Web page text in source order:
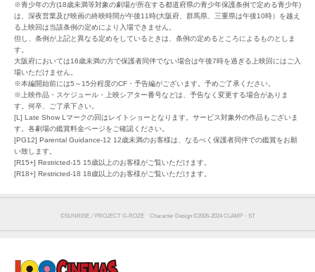
※青少年の方(18歳未満等対象の劇場が所在する都道府県の青少年保護条例で定める青少年)
は、深夜営業及び映画の終映時間が午後11時(大阪府、群馬県、三重県は午後10時）を越え
る上映回は当該条例の定めにより入場できません。
但し、条例が上記と異なる定めをしているときは、条例の定めるところによるものとしま
す。
大阪府においては16歳未満の方で保護者同伴でない場合は午後7時を過ぎる上映回にはご入
場いただけません。
※本編開始前には5～15分程度のCF・予告編がございます。予めご了承ください。
※上映作品・スケジュール・上映シアター番号などは、予告なく変更する場合がありま
す。何卒、ご了承下さい。
[L] Late Show Lマークの回はレイトショーとなります。サービス対象外の作品もございま
す。各劇場の鑑賞料金ページをご確認ください。
[PG12] Parental Guidance-12 12歳未満のお客様は、なるべく保護者同伴での鑑賞をお願
い致します。
[R15+] Restricted-15 15歳以上のお客様がご覧いただけます。
[R18+] Restricted-18 18歳以上のお客様がご覧いただけます。
©SUNRISE／PROJECT G-ROZE Character Design ©2006-2024 CLAMP・ST